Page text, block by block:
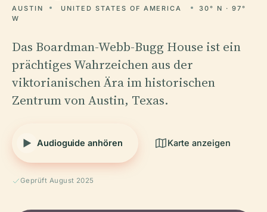
AUSTIN UNITED STATES OF AMERICA
30° N · 97°
W
Das Boardman-Webb-Bugg House ist ein
prächtiges Wahrzeichen aus der
viktorianischen Ära im historischen
Zentrum von Austin, Texas.
Audioguide anhören Karte anzeigen
Geprüft August 2025